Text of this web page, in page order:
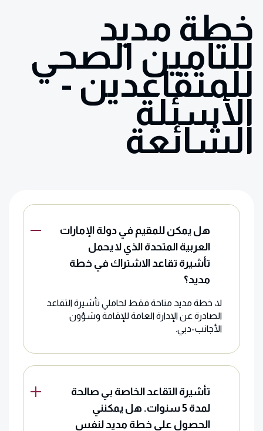
خطة مديد
للتأمين الصحي
للمتقاعدين -
الأسئلة
الشائعة
هل يمكن للمقيم في دولة الإمارات
العربية المتحدة الذي لا يحمل
تأشيرة تقاعد الاشتراك في خطة
مديد؟
لا، خطة مديد متاحة فقط لحاملي تأشيرة التقاعد
الصادرة عن الإدارة العامة للإقامة وشؤون
الأجانب-دبي.
تأشيرة التقاعد الخاصة بي صالحة
لمدة 5 سنوات. هل يمكنني
الحصول على خطة مديد لنفس